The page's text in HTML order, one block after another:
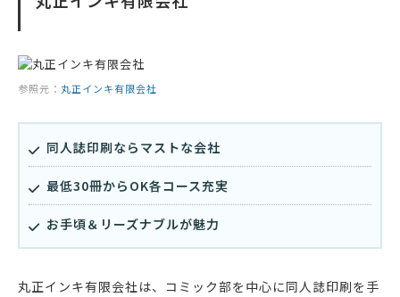
参照元： 丸正インキ有限会社
同人誌印刷ならマストな会社
最低30冊からOK各コース充実
お手頃＆リーズナブルが魅力
丸正インキ有限会社は、コミック部を中心に同人誌印刷を手